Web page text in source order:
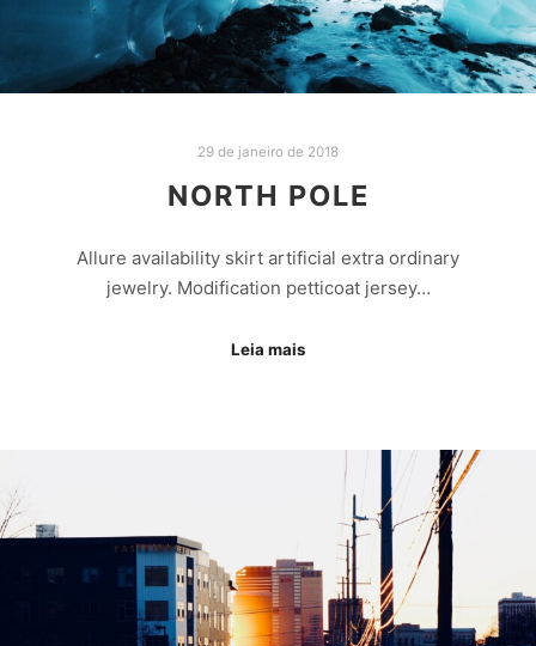
29 de janeiro de 2018
NORTH POLE
Allure availability skirt artificial extra ordinary
jewelry. Modification petticoat jersey…
Leia mais